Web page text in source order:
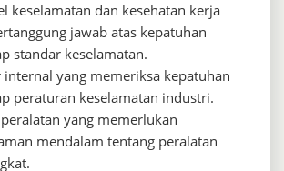
keselamatan dan kesehatan kerja
jawab atas kepatuhan
standar keselamatan.
yang memeriksa kepatuhan
peraturan keselamatan industri.
yang memerlukan
mendalam tentang peralatan